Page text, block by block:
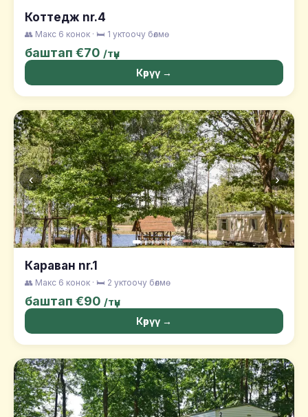
Коттедж nr.4
👥 Макс 6 конок · 🛏️ 1 уктоочу бөлмө
баштап €70 /түн
Көрүү →
‹ ›
Караван nr.1
👥 Макс 6 конок · 🛏️ 2 уктоочу бөлмө
баштап €90 /түн
Көрүү →